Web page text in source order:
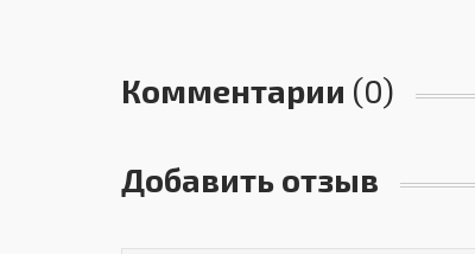
Комментарии (0)
Добавить отзыв